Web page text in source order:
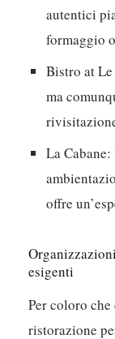
autentici
formaggio
Bistro at
ma
La Cabane:
offre
esigenti
Per coloro
ristorazione